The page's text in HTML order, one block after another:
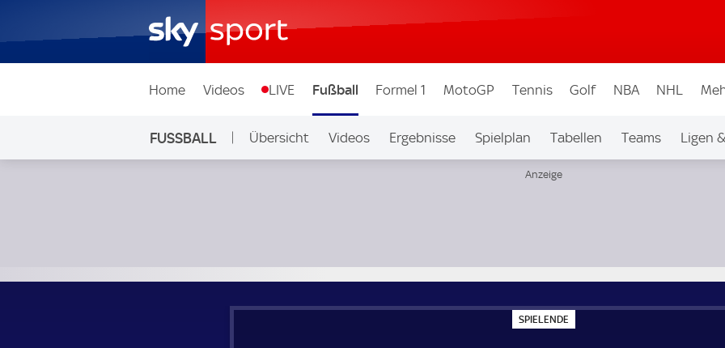
Home Videos LIVE Fußball Formel 1 MotoGP Tennis Golf NBA NHL
FUSSBALL Übersicht Videos Ergebnisse Spielplan Tabellen Teams Ligen
SPIELENDE
P